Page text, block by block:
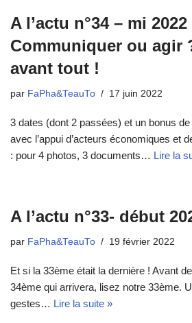
A l’actu n°34 – mi 2022
Communiquer ou agir
avant tout !
par FaPha&TeauTo 17 juin 2022
3 dates (dont 2 passées) et un bonus
avec l’appui d’acteurs économiques et
: pour 4 photos, 3 documents… Lire la
A l’actu n°33- début
par FaPha&TeauTo 19 février 2022
Et si la 33ème était la dernière ! Avant
34ème qui arrivera, lisez notre 33ème.
gestes… Lire la suite »